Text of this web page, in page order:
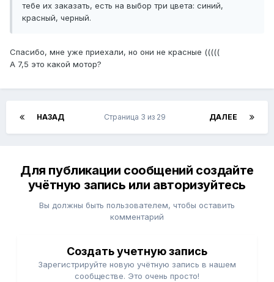
тебе их заказать, есть на выбор три цвета: синий,
красный, черный.
Спасибо, мне уже приехали, но они не красные (((((
А 7,5 это какой мотор?
НАЗАД ДАЛЕЕ
Страница 3 из 29
Для публикации сообщений создайте
учётную запись или авторизуйтесь
Вы должны быть пользователем, чтобы оставить
комментарий
Создать учетную запись
Зарегистрируйте новую учётную запись в нашем
сообществе. Это очень просто!